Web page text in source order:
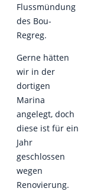
Flussmündung
des Bou-
Regreg.
Gerne hätten
wir in der
dortigen
Marina
angelegt, doch
diese ist für ein
Jahr
geschlossen
wegen
Renovierung.